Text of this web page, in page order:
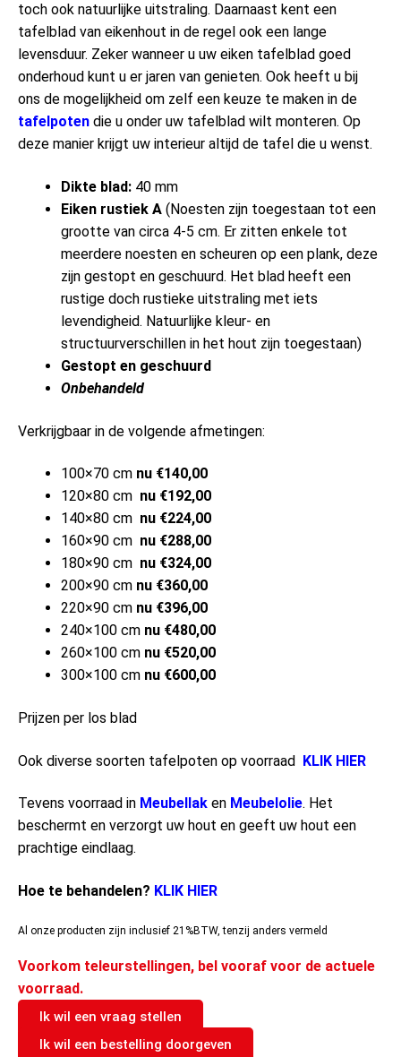
toch ook natuurlijke uitstraling. Daarnaast kent een
tafelblad van eikenhout in de regel ook een lange
levensduur. Zeker wanneer u uw eiken tafelblad goed
onderhoud kunt u er jaren van genieten. Ook heeft u bij
ons de mogelijkheid om zelf een keuze te maken in de
tafelpoten die u onder uw tafelblad wilt monteren. Op
deze manier krijgt uw interieur altijd de tafel die u wenst.
Dikte blad: 40 mm
Eiken rustiek A (Noesten zijn toegestaan tot een
grootte van circa 4-5 cm. Er zitten enkele tot
meerdere noesten en scheuren op een plank, deze
zijn gestopt en geschuurd. Het blad heeft een
rustige doch rustieke uitstraling met iets
levendigheid. Natuurlijke kleur- en
structuurverschillen in het hout zijn toegestaan)
Gestopt en geschuurd
Onbehandeld
Verkrijgbaar in de volgende afmetingen:
100×70 cm nu €140,00
120×80 cm nu €192,00
140×80 cm nu €224,00
160×90 cm nu €288,00
180×90 cm nu €324,00
200×90 cm nu €360,00
220×90 cm nu €396,00
240×100 cm nu €480,00
260×100 cm nu €520,00
300×100 cm nu €600,00
Prijzen per los blad
Ook diverse soorten tafelpoten op voorraad KLIK HIER
Tevens voorraad in Meubellak en Meubelolie. Het
beschermt en verzorgt uw hout en geeft uw hout een
prachtige eindlaag.
Hoe te behandelen? KLIK HIER
Al onze producten zijn inclusief 21%BTW, tenzij anders vermeld
Voorkom teleurstellingen, bel vooraf voor de actuele
voorraad.
Ik wil een vraag stellen
Ik wil een bestelling doorgeven